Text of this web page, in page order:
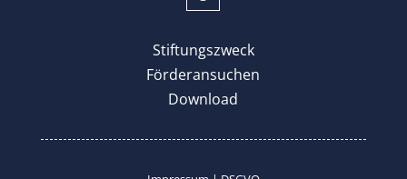
Stiftungszweck
Förderansuchen
Download